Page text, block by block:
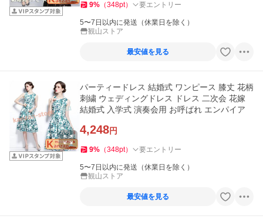
9% （348pt） 要エントリー
5〜7日以内に発送（休業日を除く）
観山ストア
最安値を見る
パーティードレス 結婚式 ワンピース 膝丈 花柄
刺繍 ウェディングドレス ドレス 二次会 花嫁
結婚式 入学式 演奏会用 お呼ばれ エンパイア
4,248円
9% （348pt） 要エントリー
5〜7日以内に発送（休業日を除く）
観山ストア
最安値を見る